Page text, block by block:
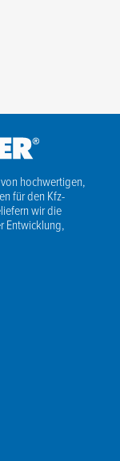
hochwertigen,
für den Kfz-
wir die
Entwicklung,